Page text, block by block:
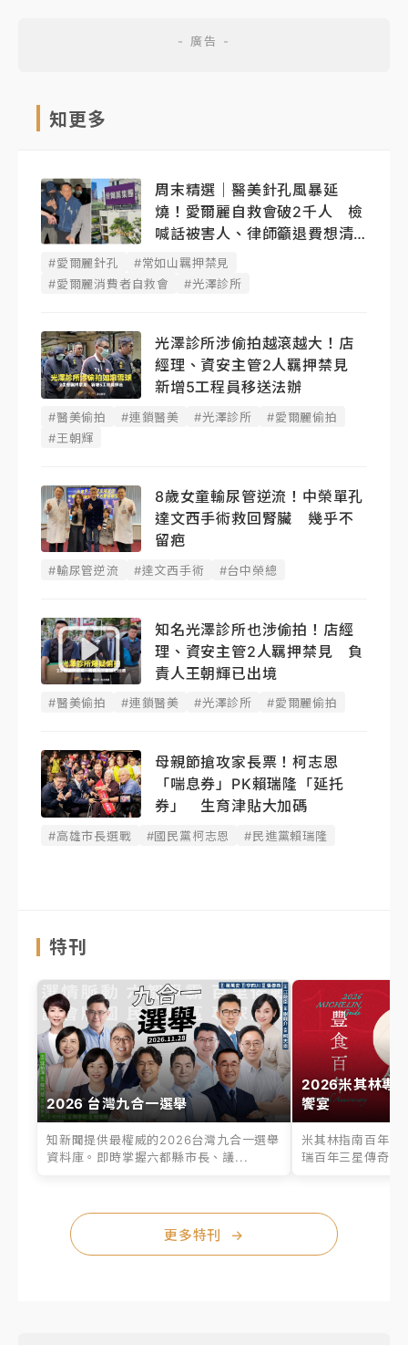
知更多
周末精選｜醫美針孔風暴延
燒！愛爾麗自救會破2千人 檢
喊話被害人、律師籲退費想清
楚
#愛爾麗針孔
#常如山羈押禁見
#愛爾麗消費者自救會
#光澤診所
光澤診所涉偷拍越滾越大！店
經理、資安主管2人羈押禁見
新增5工程員移送法辦
#醫美偷拍 #連鎖醫美 #光澤診所
#愛爾麗偷拍
#王朝輝
8歲女童輸尿管逆流！中榮單孔
達文西手術救回腎臟 幾乎不
留疤
#輸尿管逆流 #達文西手術 #台中榮總
知名光澤診所也涉偷拍！店經
理、資安主管2人羈押禁見 負
責人王朝輝已出境
#醫美偷拍 #連鎖醫美 #光澤診所 #愛爾麗偷拍
母親節搶攻家長票！柯志恩
「喘息券」PK賴瑞隆「延托
券」 生育津貼大加碼
#高雄市長選戰 #國民黨柯志恩 #民進黨賴瑞隆
特刊
2026 台灣九合一選舉
知新聞提供最權威的2026台灣九合一選舉
資料庫。即時掌握六都縣市長、議...
2026米其林專
饗宴
米其林指南百年之
瑞百年三星傳奇、
更多特刊 →